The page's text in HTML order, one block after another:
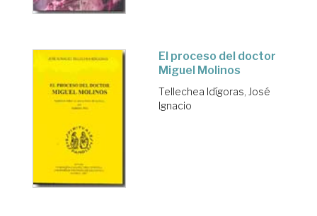
El proceso del doctor
Miguel Molinos
Tellechea Idígoras, José
Ignacio